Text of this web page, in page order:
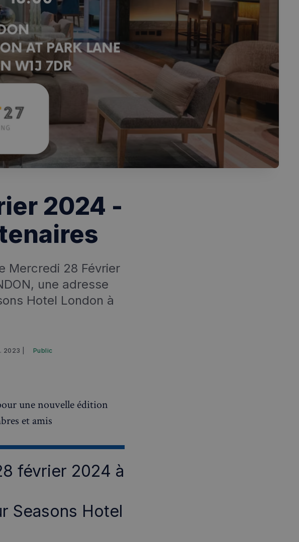
2024 -
Mercredi 28 Février
une adresse
Hotel London à
2023 | Public
une nouvelle édition
et amis
février 2024 à
Seasons Hotel